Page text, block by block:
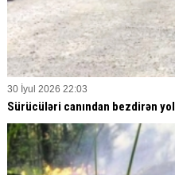
30 İyul 2026 22:03
Sürücüləri canından bezdirən yol